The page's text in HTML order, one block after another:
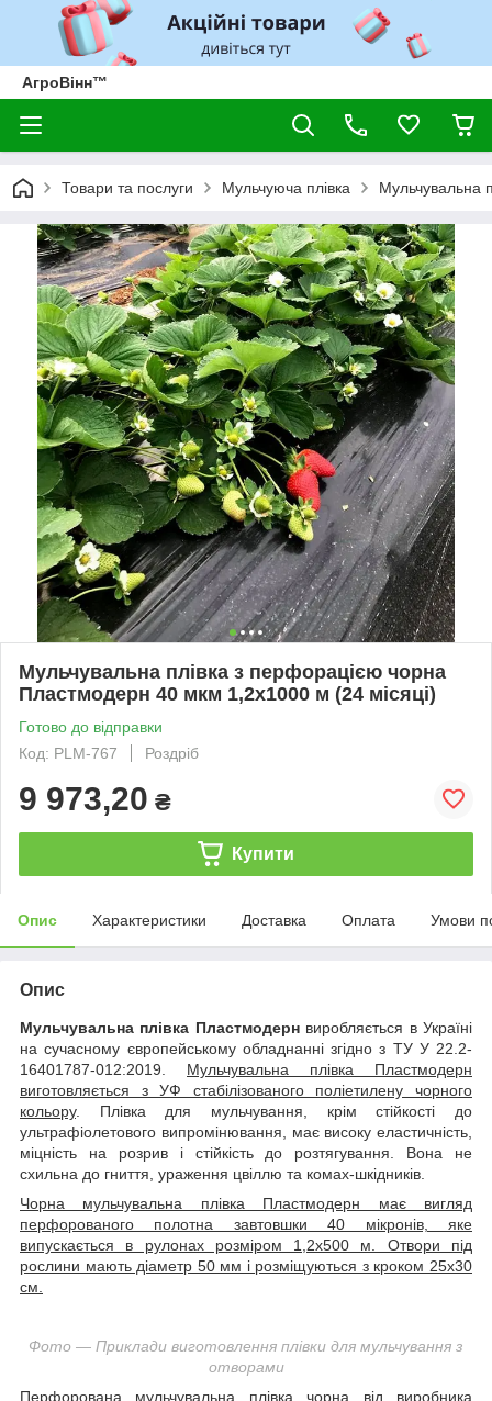
АгроВінн™
Товари та послуги Мульчуюча плівка Мульчувальна
Мульчувальна плівка з перфорацією чорна
Пластмодерн 40 мкм 1,2х1000 м (24 місяці)
Готово до відправки
Код: PLM-767
Роздріб
9 973,20 ₴
Купити
Опис Характеристики Доставка Оплата Умови
Опис
Мульчувальна плівка Пластмодернвиробляється в Україні
на сучасному європейському обладнанні згідно з ТУ У 22.2-
16401787-012:2019. Мульчувальна плівка Пластмодерн
виготовляється з УФ стабілізованого поліетилену чорного
кольору. Плівка для мульчування, крім стійкості до
ультрафіолетового випромінювання, має високу еластичність,
міцність на розрив і стійкість до розтягування. Вона не
схильна до гниття, ураження цвіллю та комах-шкідників.
Чорна мульчувальна плівка Пластмодерн має вигляд
перфорованого полотна завтовшки 40 мікронів, яке
випускається в рулонах розміром 1,2х500 м. Отвори під
рослини мають діаметр 50 мм і розміщуються з кроком 25х30
см.
Фото — Приклади виготовлення плівки для мульчування з
отворами
Перфорована мульчувальна плівка чорна від виробника